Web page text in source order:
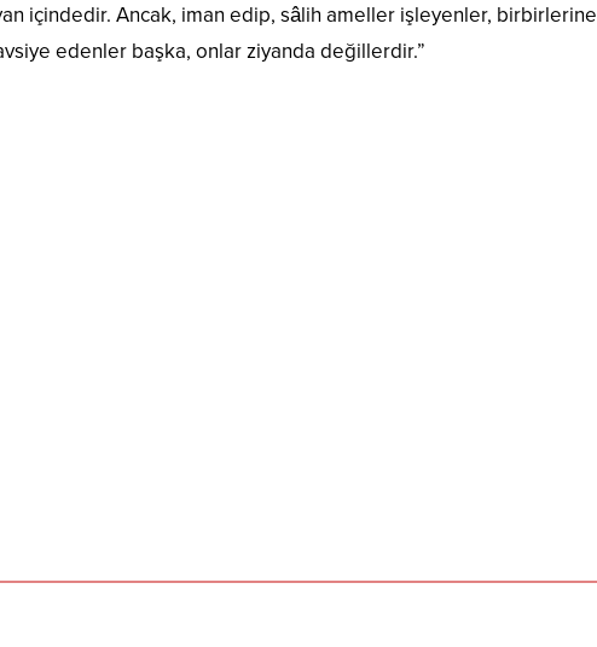
içindedir. Ancak, iman edip, sâlih ameller işleyenler, birbirlerine
edenler başka, onlar ziyanda değillerdir.”